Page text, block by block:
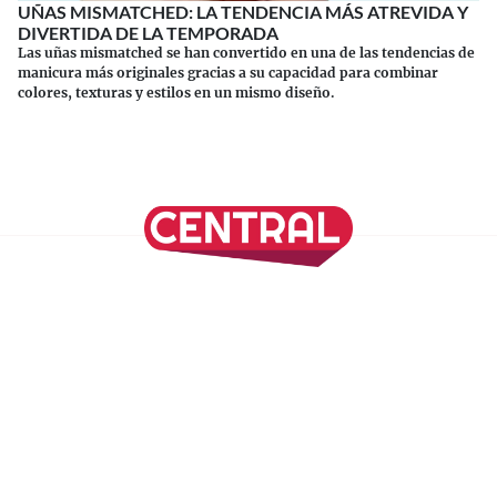
UÑAS MISMATCHED: LA TENDENCIA MÁS ATREVIDA Y
DIVERTIDA DE LA TEMPORADA
Las uñas mismatched se han convertido en una de las tendencias de
manicura más originales gracias a su capacidad para combinar
colores, texturas y estilos en un mismo diseño.